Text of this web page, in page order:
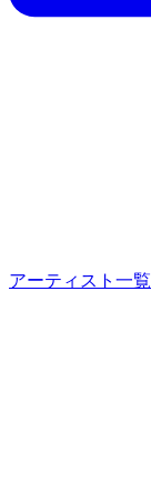
アーティスト一覧